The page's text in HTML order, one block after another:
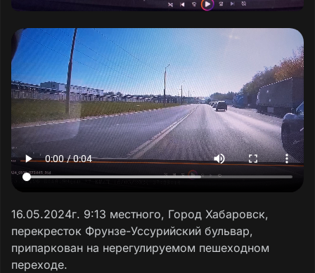
16.05.2024г. 9:13 местного, Город Хабаровск,
перекресток Фрунзе-Уссурийский бульвар,
припаркован на нерегулируемом пешеходном
переходе.